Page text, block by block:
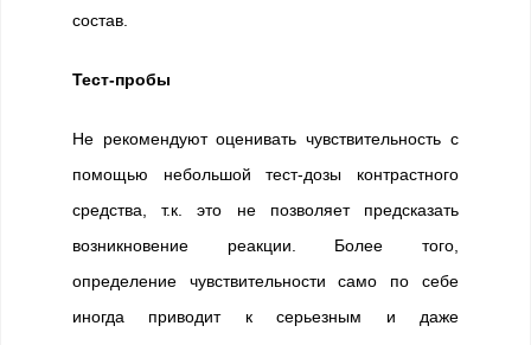
состав.
Тест-пробы
Не рекомендуют оценивать чувствительность с
помощью небольшой тест-дозы контрастного
средства, т.к. это не позволяет предсказать
возникновение реакции. Более того,
определение чувствительности само по себе
иногда приводит к серьезным и даже